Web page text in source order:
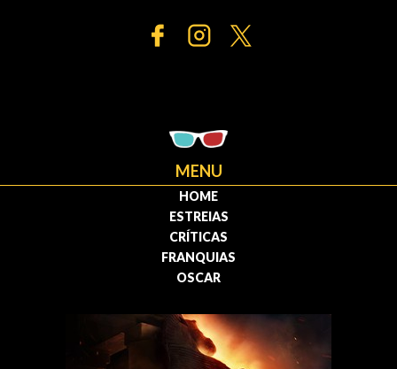
MENU
HOME
ESTREIAS
CRÍTICAS
FRANQUIAS
OSCAR